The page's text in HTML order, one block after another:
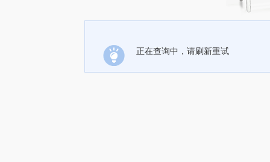
正在查询中，请刷新重试